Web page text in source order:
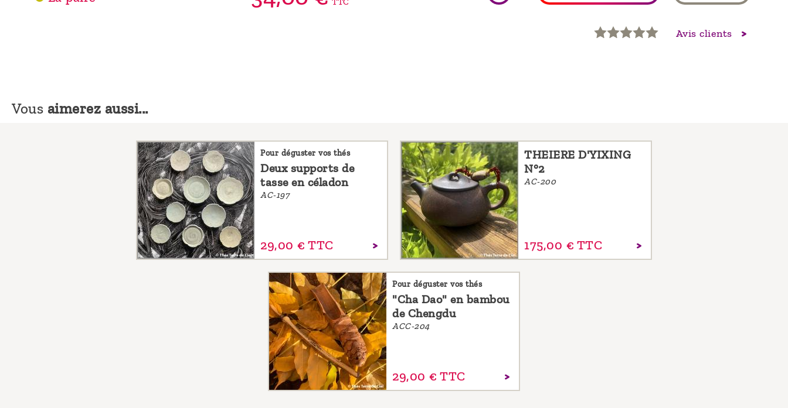
Avis clients
Vous aimerez aussi...
Pour déguster vos thés
Deux supports de
tasse en céladon
AC-197
29,00 € TTC
THEIERE D'YIXING
N°2
AC-200
175,00 € TTC
Pour déguster vos thés
"Cha Dao" en bambou
de Chengdu
ACC-204
29,00 € TTC